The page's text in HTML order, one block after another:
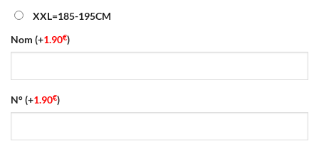
XXL=185-195CM
Nom (+1.90€)
N°(+1.90€)